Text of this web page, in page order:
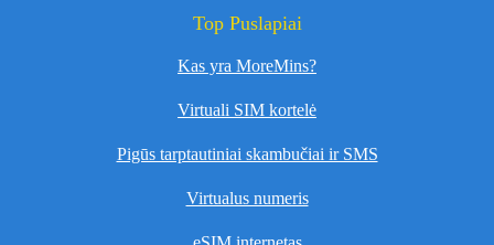
Top Puslapiai
Kas yra MoreMins?
Virtuali SIM kortelė
Pigūs tarptautiniai skambučiai ir SMS
Virtualus numeris